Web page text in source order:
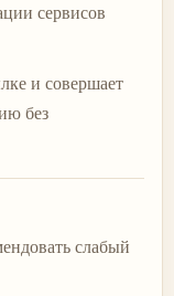
сервисов
и совершает
без
слабый